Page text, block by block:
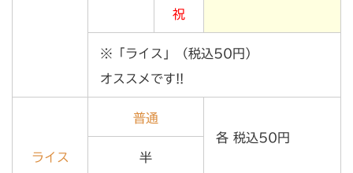
祝
※「ライス」（税込50円）
オススメです!!
ライス
普通
各 税込50円
半